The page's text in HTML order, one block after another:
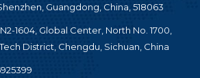
Guangdong, China, 518063
1604, Global Center, North No. 1700,
District, Chengdu, Sichuan, China